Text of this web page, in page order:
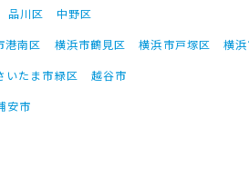
品川区
中野区
港南区 横浜市鶴見区 横浜市戸塚区
横
いたま市緑区
越谷市
安市